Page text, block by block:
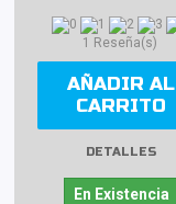
1 Reseña(s)
AÑADIR AL
CARRITO
DETALLES
En Existencia